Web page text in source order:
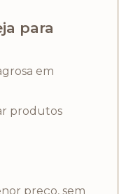
para
em
produtos
preço, sem